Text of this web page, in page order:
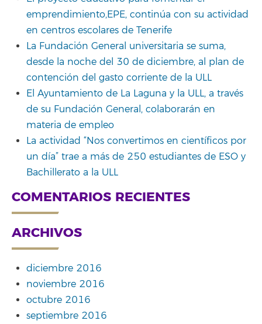
emprendimiento,EPE, continúa con su actividad
en centros escolares de Tenerife
La Fundación General universitaria se suma,
desde la noche del 30 de diciembre, al plan de
contención del gasto corriente de la ULL
El Ayuntamiento de La Laguna y la ULL, a través
de su Fundación General, colaborarán en
materia de empleo
La actividad “Nos convertimos en científicos por
un día” trae a más de 250 estudiantes de ESO y
Bachillerato a la ULL
COMENTARIOS RECIENTES
ARCHIVOS
diciembre 2016
noviembre 2016
octubre 2016
septiembre 2016